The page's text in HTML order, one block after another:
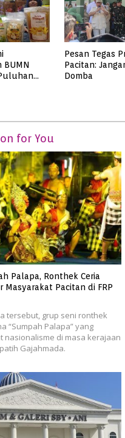
BUMN
Pesan Tegas
Pacitan:
Domba
for You
Palapa, Ronthek Ceria
Masyarakat Pacitan di FRP
tersebut, grup seni ronthek
“Sumpah Palapa” yang
nasionalisme di masa kerajaan
Gajahmada.